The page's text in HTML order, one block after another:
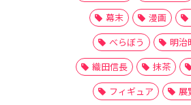
幕末
漫画
べらぼう
明治
織田信長
抹茶
フィギュア
展